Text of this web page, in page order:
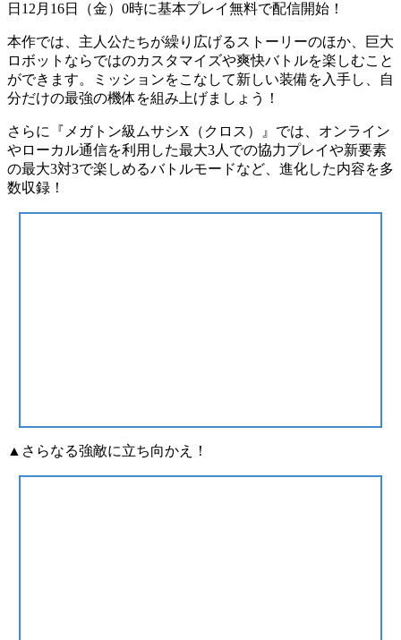
日12月16日（金）0時に基本プレイ無料で配信開始！
本作では、主人公たちが繰り広げるストーリーのほか、巨大
ロボットならではのカスタマイズや爽快バトルを楽しむこと
ができます。ミッションをこなして新しい装備を入手し、自
分だけの最強の機体を組み上げましょう！
さらに『メガトン級ムサシX（クロス）』では、オンライン
やローカル通信を利用した最大3人での協力プレイや新要素
の最大3対3で楽しめるバトルモードなど、進化した内容を多
数収録！
▲さらなる強敵に立ち向かえ！